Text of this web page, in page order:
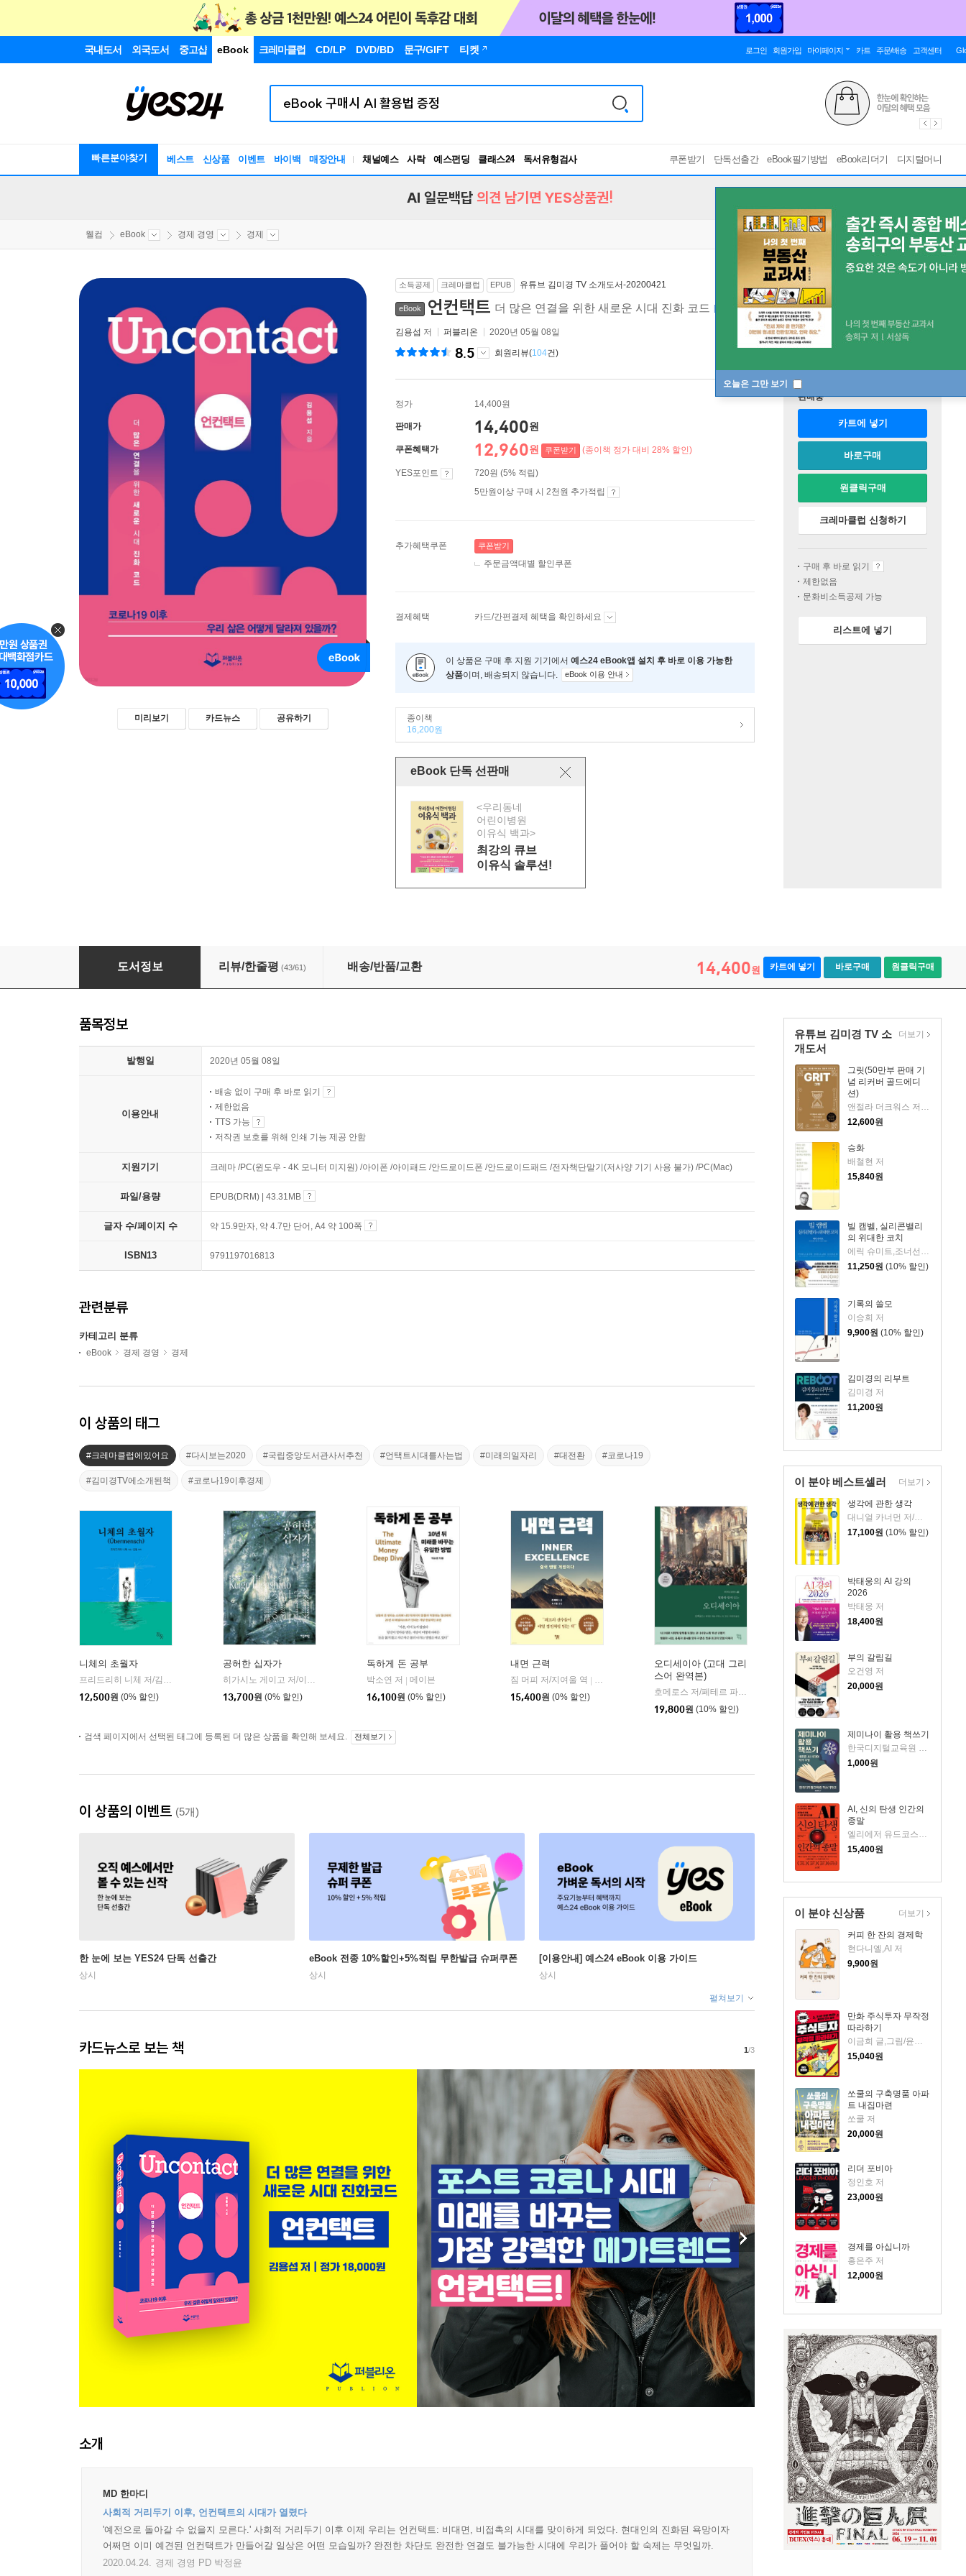
국내도서 외국도서 중고샵 eBook 크레마클럽 CD/LP DVD/BD 문구/GIFT 티켓 로그인 회원가입 마이페이지 카트 주문/배송 고객센터
빠른분야찾기 베스트 신상품 이벤트 바이백 매장안내 채널예스 사락 예스펀딩 클래스24
독서유형검사
쿠폰받기 단독선출간 eBook필기방법 eBook리더기 디지털머니
오늘은 그만 보기
AI 일문백답 의견 남기면 YES상품권!
웰컴 eBook 경제 경영 경제
미리보기 카드뉴스 공유하기
소득공제 크레마클럽 EPUB 유튜브 김미경 TV 소개도서-20200421
eBook 언컨택트 더 많은 연결을 위한 새로운 시대 진화 코드 [ EPUB ]
김용섭 저 퍼블리온 2020년 05월 08일
8.5 회원리뷰(104건)
정가 14,400원
판매가 14,400원
쿠폰혜택가 12,960원 쿠폰받기 (종이책 정가 대비 28% 할인)
YES포인트
720원 (5% 적립)
5만원이상 구매 시 2천원 추가적립
추가혜택쿠폰 쿠폰받기
주문금액대별 할인쿠폰
결제혜택 카드/간편결제 혜택을 확인하세요
이 상품은 구매 후 지원 기기에서 예스24 eBook앱 설치 후 바로 이용 가능한
상품이며, 배송되지 않습니다. eBook 이용 안내
종이책
16,200원
eBook 단독 선판매
<우리동네
어린이병원
이유식 백과>
최강의 큐브
이유식 솔루션!
판매중
카트에 넣기
바로구매
원클릭구매
크레마클럽 신청하기
구매 후 바로 읽기
제한없음
문화비소득공제 가능
리스트에 넣기
언컨택트
도서정보 리뷰/한줄평 (43/61) 배송/반품/교환 14,400원 카트에 넣기 바로구매 원클릭구매
유튜브 김미경 TV 소
개도서
그릿(50만부 판매 기
념 리커버 골드에디
션)
앤절라 더크워스 저/김미정 역
12,600원
승화
배철현 저
15,840원
빌 캠벨, 실리콘밸리
의 위대한 코치
11,250원 (10% 할인)
기록의 쓸모
이승희 저
9,900원 (10% 할인)
김미경의 리부트
김미경 저
11,200원
더보기
이 분야 베스트셀러
생각에 관한 생각
대니얼 카너먼 저/이창신 역
17,100원 (10% 할인)
박태웅의 AI 강의
2026
박태웅 저
18,400원
부의 갈림길
오건영 저
20,000원
제미나이 활용 책쓰기
한국디지털교육원 책쓰기학교 저
1,000원
AI, 신의 탄생 인간의
종말
엘리에저 유드코스키,네이트 소아레스 공저/고영훈 역
15,400원
더보기
이 분야 신상품
커피 한 잔의 경제학
현다니엘,AI 저
9,900원
만화 주식투자 무작정
따라하기
이금희 글,그림/윤재수 원작
15,040원
쏘쿨의 구축명품 아파
트 내집마련
쏘쿨 저
20,000원
리더 포비아
정인호 저
23,000원
경제를 아십니까
홍은주 저
12,000원
더보기
품목정보
발행일 2020년 05월 08일
이용안내
배송 없이 구매 후 바로 읽기
제한없음
TTS 가능
저작권 보호를 위해 인쇄 기능 제공 안함
지원기기 크레마 /PC(윈도우 - 4K 모니터 미지원) /아이폰 /아이패드 /안드로이드폰 /안드로이드패드 /전자책단말기(저사양 기기 사용 불가) /PC(Mac)
파일/용량 EPUB(DRM) | 43.31MB
글자 수/페이지 수 약 15.9만자, 약 4.7만 단어, A4 약 100쪽
ISBN13 9791197016813
관련분류
카테고리 분류
eBook 경제 경영 경제
이 상품의 태그
#크레마클럽에있어요 #다시보는2020 #국립중앙도서관사서추천 #언택트시대를사는법 #미래의일자리 #대전환 #코로나19
#김미경TV에소개된책 #코로나19이후경제
니체의 초월자
프리드리히 니체 저/김철 편역
12,500원 (0% 할인)
공허한 십자가
히가시노 게이고 저/이선희 역
자음과모음
13,700원 (0% 할인)
독하게 돈 공부
박소연 저
메이븐
16,100원 (0% 할인)
내면 근력
짐 머피 저/지여울 역
윌북(willbook)
15,400원 (0% 할인)
오디세이아 (고대 그리
스어 완역본)
호메로스 저/페테르 파울 루벤스 그림/박문재 역
현대지성
19,800원 (10% 할인)
검색 페이지에서 선택된 태그에 등록된 더 많은 상품을 확인해 보세요. 전체보기
이 상품의 이벤트 (5개)
한 눈에 보는 YES24 단독 선출간
상시
eBook 전종 10%할인+5%적립 무한발급 슈퍼쿠폰
상시
[이용안내] 예스24 eBook 이용 가이드
상시
펼쳐보기
카드뉴스로 보는 책 1/3
소개
MD 한마디
사회적 거리두기 이후, 언컨택트의 시대가 열렸다
'예전으로 돌아갈 수 없을지 모른다.' 사회적 거리두기 이후 이제 우리는 언컨택트: 비대면, 비접촉의 시대를 맞이하게 되었다. 현대인의 진화된 욕망이자
어쩌면 이미 예견된 언컨택트가 만들어갈 일상은 어떤 모습일까? 완전한 차단도 완전한 연결도 불가능한 시대에 우리가 풀어야 할 숙제는 무엇일까.
2020.04.24. 경제 경영 PD 박정윤